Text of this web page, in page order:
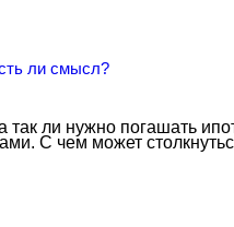
ли смысл?
так ли нужно погашать
С чем может